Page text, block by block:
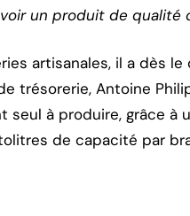
un produit de qualité
artisanales, il a dès
trésorerie, Antoine
à produire, grâce à
de capacité par